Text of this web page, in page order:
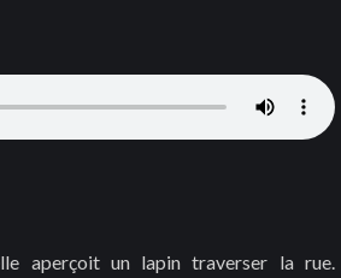
aperçoit un lapin traverser la rue.